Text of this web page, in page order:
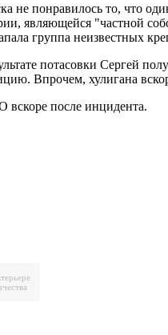
понравилось то, что
"частной
группа неизвестных
потасовки Сергей
Впрочем, хулигана
после инцидента.